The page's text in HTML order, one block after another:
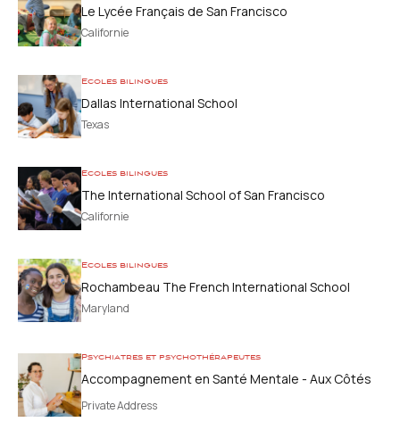
Le Lycée Français de San Francisco
Californie
Ecoles bilingues
Dallas International School
Texas
Ecoles bilingues
The International School of San Francisco
Californie
Ecoles bilingues
Rochambeau The French International School
Maryland
Psychiatres et psychothérapeutes
Accompagnement en Santé Mentale - Aux Côtés
des Parents
Private Address